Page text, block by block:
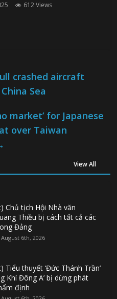
612 Views
crashed aircraft
Sea
market’ for Japanese
over Taiwan
View All
Chủ tịch Hội Nhà văn
Thiều bị cách tất cả các
Đảng
6th, 2026
Tiểu thuyết ‘Đức Thánh Trần’
Khí Đông A’ bị dừng phát
định